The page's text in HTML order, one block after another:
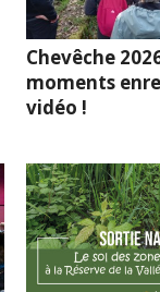
Chevêche
moments
vidéo !